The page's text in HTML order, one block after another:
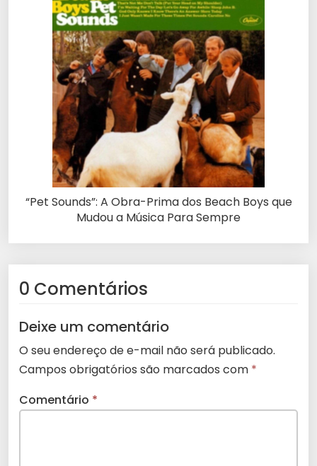
“Pet Sounds”: A Obra-Prima dos Beach Boys que
Mudou a Música Para Sempre
0 Comentários
Deixe um comentário
O seu endereço de e-mail não será publicado.
Campos obrigatórios são marcados com *
Comentário *